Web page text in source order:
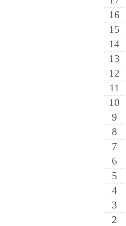
16
15
14
13
12
11
10
9
8
7
6
5
4
3
2